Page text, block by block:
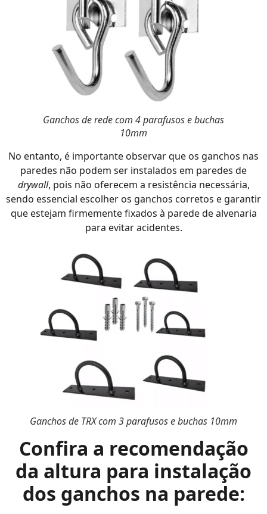
Ganchos de rede com 4 parafusos e buchas
10mm
No entanto, é importante observar que os ganchos nas
paredes não podem ser instalados em paredes de
drywall, pois não oferecem a resistência necessária,
sendo essencial escolher os ganchos corretos e garantir
que estejam firmemente fixados à parede de alvenaria
para evitar acidentes.
Ganchos de TRX com 3 parafusose buchas 10mm
Confira a recomendação
da altura para instalação
dos ganchos na parede: